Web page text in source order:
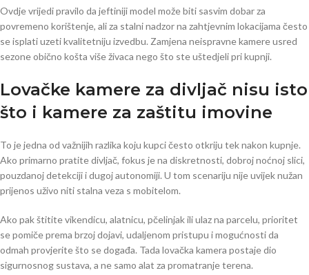
Ovdje vrijedi pravilo da jeftiniji model može biti sasvim dobar za
povremeno korištenje, ali za stalni nadzor na zahtjevnim lokacijama često
se isplati uzeti kvalitetniju izvedbu. Zamjena neispravne kamere usred
sezone obično košta više živaca nego što ste uštedjeli pri kupnji.
Lovačke kamere za divljač nisu isto
što i kamere za zaštitu imovine
To je jedna od važnijih razlika koju kupci često otkriju tek nakon kupnje.
Ako primarno pratite divljač, fokus je na diskretnosti, dobroj noćnoj slici,
pouzdanoj detekciji i dugoj autonomiji. U tom scenariju nije uvijek nužan
prijenos uživo niti stalna veza s mobitelom.
Ako pak štitite vikendicu, alatnicu, pčelinjak ili ulaz na parcelu, prioritet
se pomiče prema brzoj dojavi, udaljenom pristupu i mogućnosti da
odmah provjerite što se događa. Tada lovačka kamera postaje dio
sigurnosnog sustava, a ne samo alat za promatranje terena.